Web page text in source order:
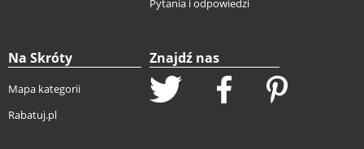
Pytania i odpowiedzi
Na Skróty
Mapa kategorii
Rabatuj.pl
Znajdź nas